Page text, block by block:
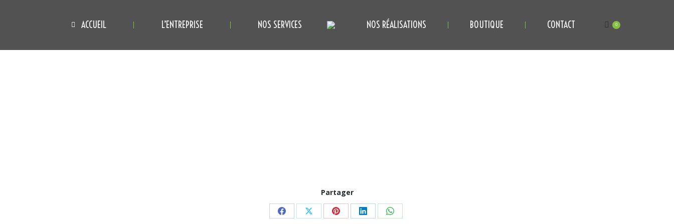
ACCUEIL L’ENTREPRISE NOS SERVICES NOS RÉALISATIONS BOUTIQUE CONTACT 0
Partager
PartagerPartagerPartagerPartagerPartager